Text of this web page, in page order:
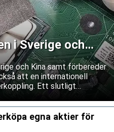
i Sverige och
och Kina samt förbereder
att en internationell
Ett slutligt
egna aktier för